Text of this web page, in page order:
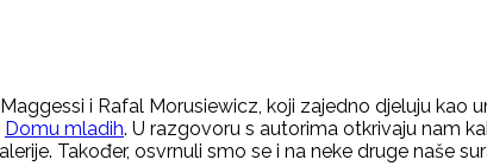
i Rafal Morusiewicz, koji zajedno djeluju kao
Domu mladih. U razgovoru s autorima otkrivaju nam
Također, osvrnuli smo se i na neke druge naše